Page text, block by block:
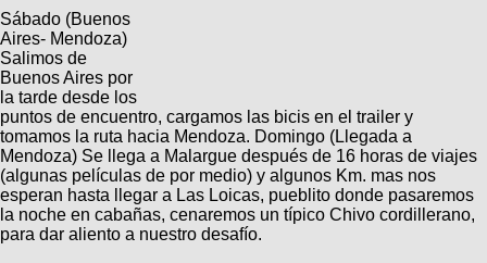
MecÃ¡nica
SUBÃ
tu foto
Galeria
XC
Bicicletas
Viajes
Avisos
Ventas
SUBÃ
tu
aviso
Buscar
BicicleterÃ­
as
Bicicletas
Videos
Sábado (Buenos
Aires- Mendoza)
Salimos de
Buenos Aires por
la tarde desde los
puntos de encuentro, cargamos las bicis en el trailer y
tomamos la ruta hacia Mendoza. Domingo (Llegada a
Mendoza) Se llega a Malargue después de 16 horas de viajes
(algunas películas de por medio) y algunos Km. mas nos
esperan hasta llegar a Las Loicas, pueblito donde pasaremos
la noche en cabañas, cenaremos un típico Chivo cordillerano,
para dar aliento a nuestro desafío.